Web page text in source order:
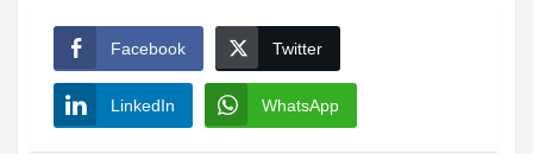
Facebook Twitter
LinkedIn WhatsApp